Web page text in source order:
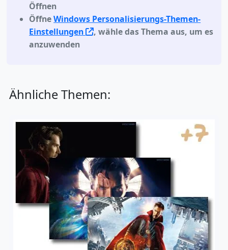
Öffnen
ÖffneWindows Personalisierungs-Themen-
Einstellungen
, wähle das Thema aus, um es
anzuwenden
Ähnliche Themen: